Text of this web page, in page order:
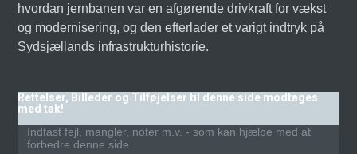
hvordan jernbanen var en afgørende drivkraft for vækst
og modernisering, og den efterlader et varigt indtryk på
Sydsjællands infrastrukturhistorie.
Rettelser, Billeder og Tilføjelser til denne side modtages
med tak!